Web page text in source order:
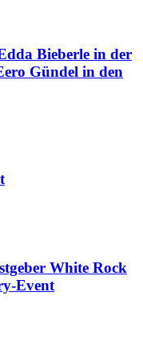
Bieberle in der
Gündel in den
White Rock
Event